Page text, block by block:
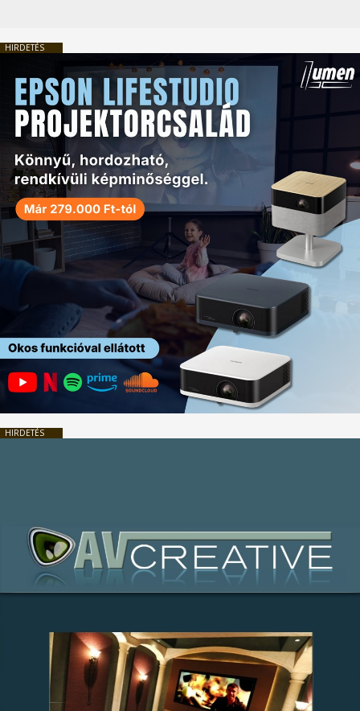
HIRDETÉS
HIRDETÉS